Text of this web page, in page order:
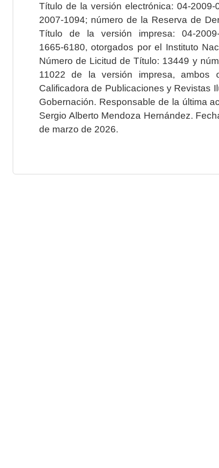
Título de la versión electrónica: 04-2009-
2007-1094; número de la Reserva de
Título de la versión impresa: 04-2009-
1665-6180, otorgados por el Instituto
Número de Licitud de Título: 13449 y
11022 de la versión impresa, ambos
Calificadora de Publicaciones y Revistas
Gobernación. Responsable de la última
Sergio Alberto Mendoza Hernández.
de marzo de 2026.